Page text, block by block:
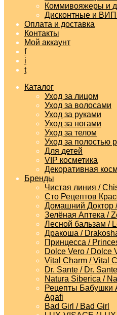
Коммивояжеры и
Дисконтные и ВИП
Оплата и доставка
Контакты
Мой аккаунт
f
i
t
Каталог
Уход за лицом
Уход за волосами
Уход за руками
Уход за ногами
Уход за телом
Уход за полостью
Для детей
VIP косметика
Декоративная
Бренды
Чистая линия /
Сто Рецептов
Домашний Доктор
Зелёная Аптека /
Лесной бальзам /
Дракоша /
Принцесса /
Dolce Vero / Dolce
Vital Charm / Vital
Dr. Sante / Dr. Sante
Natura Siberica /
Рецепты Бабушки
Agafi
Bad Girl / Bad Girl